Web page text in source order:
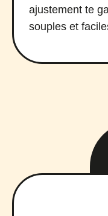
ajustement te
souples et